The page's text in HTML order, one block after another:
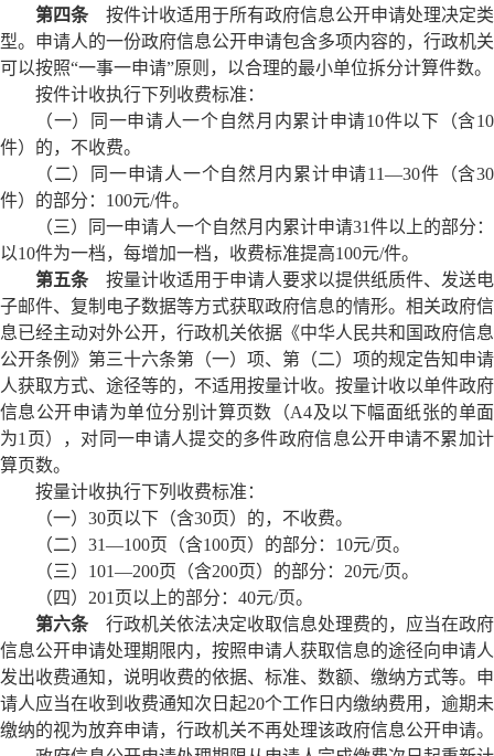
第四条按件计收适用于所有政府信息公开申请处理决定类
型。申请人的一份政府信息公开申请包含多项内容的，行政机关
可以按照“一事一申请”原则，以合理的最小单位拆分计算件数。
按件计收执行下列收费标准：
（一）同一申请人一个自然月内累计申请10件以下（含10
件）的，不收费。
（二）同一申请人一个自然月内累计申请11—30件（含30
件）的部分：100元/件。
（三）同一申请人一个自然月内累计申请31件以上的部分：
以10件为一档，每增加一档，收费标准提高100元/件。
第五条按量计收适用于申请人要求以提供纸质件、发送电
子邮件、复制电子数据等方式获取政府信息的情形。相关政府信
息已经主动对外公开，行政机关依据《中华人民共和国政府信息
公开条例》第三十六条第（一）项、第（二）项的规定告知申请
人获取方式、途径等的，不适用按量计收。按量计收以单件政府
信息公开申请为单位分别计算页数（A4及以下幅面纸张的单面
为1页），对同一申请人提交的多件政府信息公开申请不累加计
算页数。
按量计收执行下列收费标准：
（一）30页以下（含30页）的，不收费。
（二）31—100页（含100页）的部分：10元/页。
（三）101—200页（含200页）的部分：20元/页。
（四）201页以上的部分：40元/页。
第六条行政机关依法决定收取信息处理费的，应当在政府
信息公开申请处理期限内，按照申请人获取信息的途径向申请人
发出收费通知，说明收费的依据、标准、数额、缴纳方式等。申
请人应当在收到收费通知次日起20个工作日内缴纳费用，逾期未
缴纳的视为放弃申请，行政机关不再处理该政府信息公开申请。